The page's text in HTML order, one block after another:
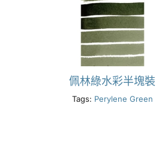
佩林綠水彩半塊裝
Tags: Perylene Green